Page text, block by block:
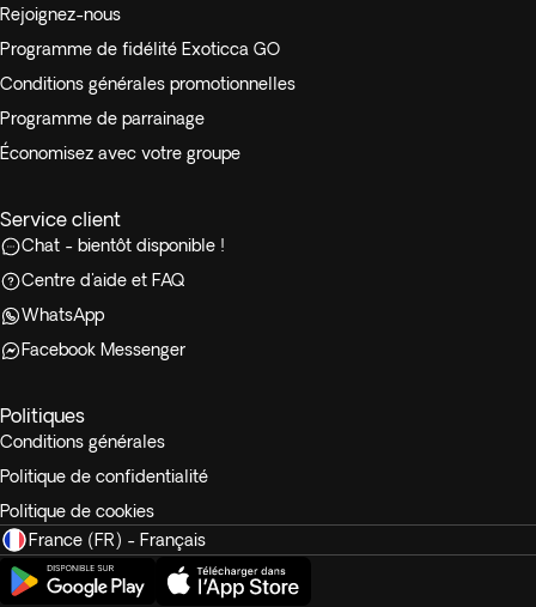
Rejoignez-nous
Programme de fidélité Exoticca GO
Conditions générales promotionnelles
Programme de parrainage
Économisez avec votre groupe
Service client
Chat - bientôt disponible !
Centre d'aide et FAQ
WhatsApp
Facebook Messenger
Politiques
Conditions générales
Politique de confidentialité
Politique de cookies
France (FR) - Français